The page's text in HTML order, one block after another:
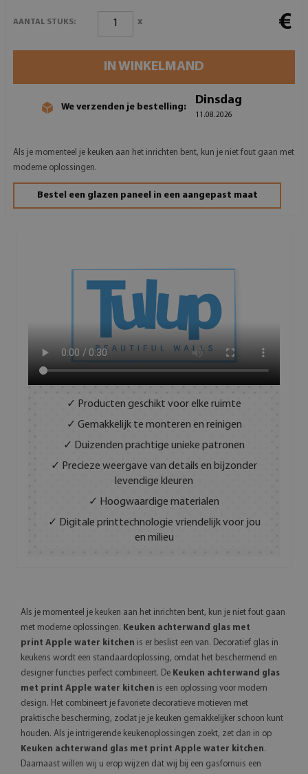
AANTAL STUKS: x €
IN WINKELMAND
We verzenden je bestelling:
Dinsdag
11.08.2026
Als je momenteel je keuken aan het inrichten bent, kun je niet fout gaan met
moderne oplossingen.
Bestel een glazen paneel in een aangepast maat
✓ Producten geschikt voor elke ruimte
✓ Gemakkelijk te monteren en reinigen
✓ Duizenden prachtige unieke patronen
✓ Precieze weergave van details en bijzonder
levendige kleuren
✓ Hoogwaardige materialen
✓ Digitale printtechnologie vriendelijk voor jou
en milieu
Als je momenteel je keuken aan het inrichten bent, kun je niet fout gaan
met moderne oplossingen. Keuken achterwand glas met
print Apple water kitchen is er beslist een van. Decoratief glas in
keukens wordt een standaardoplossing, omdat het beschermend en
designer functies perfect combineert. De Keuken achterwand glas
met print Apple water kitchen is een oplossing voor modern
design. Het combineert je favoriete decoratieve motieven met
praktische bescherming, zodat je je keuken gemakkelijker schoon kunt
houden. Als je intrigerende keukenoplossingen zoekt, zet dan in op
Keuken achterwand glas met print Apple water kitchen.
Daarnaast willen wij u erop wijzen dat wij bij een gasfornuis een